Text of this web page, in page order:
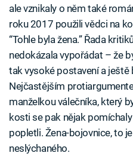
ale vznikaly o něm také
roku 2017 použili vědci na
“Tohle byla žena.” Řada
nedokázala vypořádat – že
tak vysoké postavení a ještě
Nejčastějším
manželkou válečníka, který
kosti se pak nějak
popletli. Žena-bojovnice, to
neslýchaného.